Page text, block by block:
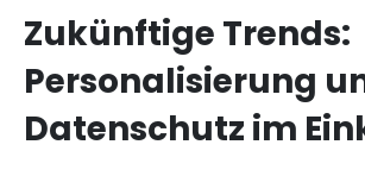
Zukünftige Trends:
Personalisierung
Datenschutz im